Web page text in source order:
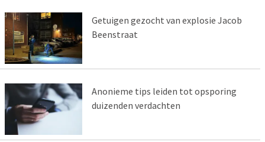
Getuigen gezocht van explosie Jacob
Beenstraat
Anonieme tips leiden tot opsporing
duizenden verdachten